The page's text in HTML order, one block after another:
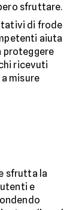
sfruttare.
di frode
aiuta
proteggere
ricevuti
misure
sfrutta la
e